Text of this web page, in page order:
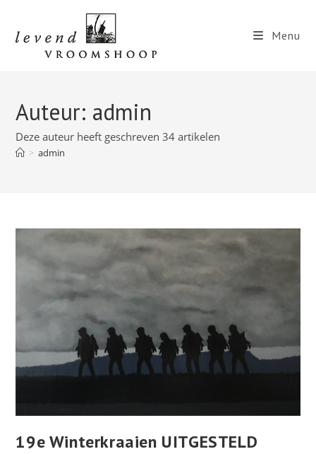
inhoud
Menu
Auteur: admin
Deze auteur heeft geschreven 34 artikelen
> admin
19e Winterkraaien UITGESTELD